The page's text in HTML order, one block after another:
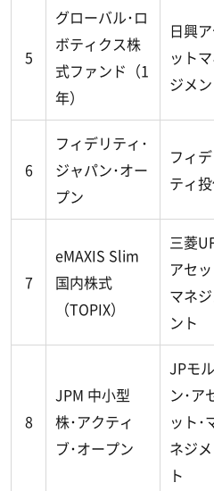
5
グローバル･ロ
ボティクス株
式ファンド（1
年）
日興
ット
ジメ
6
フィデリティ･
ジャパン･オー
プン
フィ
ティ
7
eMAXIS Slim
国内株式
（TOPIX）
三菱
アセ
マネ
ント
8
JPM 中小型
株･アクティ
ブ･オープン
JPモ
ン･ア
ット･
ネジ
ト